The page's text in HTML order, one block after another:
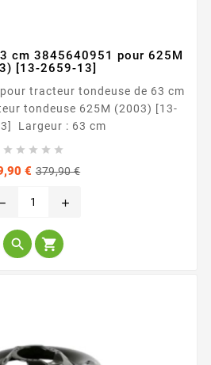
cm 3845640951 pour 625M
[13-2659-13]
tracteur tondeuse de 63 cm
tondeuse 625M (2003) [13-
Largeur : 63 cm
    
€ 379,90 €
add
 